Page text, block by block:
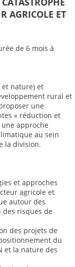
AGRICOLE ET
de 6 mois à
et nature) et
rural et
une
« réduction et
approche
au sein
la division.
et approches
agricole et
autour des
risques de
des projets de
du
et la nature des